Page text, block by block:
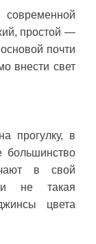
простой —
почти
внести свет
прогулку, в
большинство
в свой
и не такая
цвета